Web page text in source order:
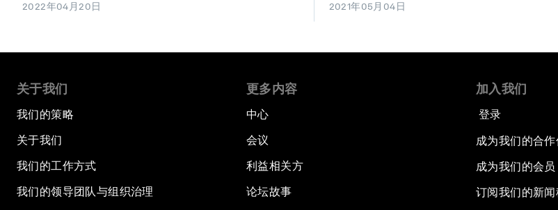
2022年04月20日 2021年05月04日
关于我们
我们的策略
关于我们
我们的工作方式
我们的领导团队与组织治理
更多内容
中心
会议
利益相关方
论坛故事
加入我们
登录
成为我们的合
成为我们的会员
订阅我们的新闻